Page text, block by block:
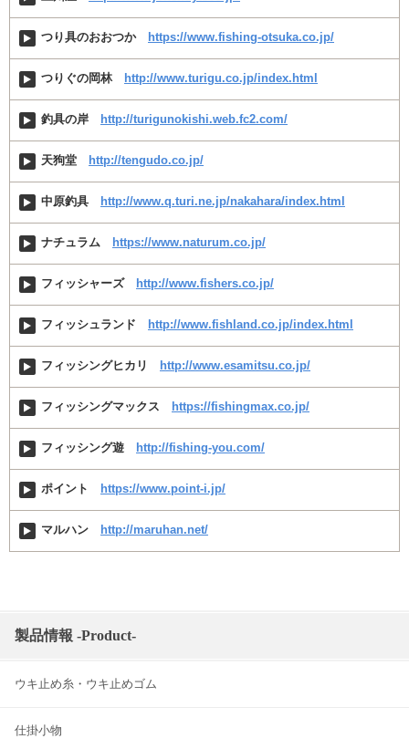
つり具のおおつか https://www.fishing-otsuka.co.jp/
つりぐの岡林 http://www.turigu.co.jp/index.html
釣具の岸 http://turigunokishi.web.fc2.com/
天狗堂 http://tengudo.co.jp/
中原釣具 http://www.q.turi.ne.jp/nakahara/index.html
ナチュラム https://www.naturum.co.jp/
フィッシャーズ http://www.fishers.co.jp/
フィッシュランド http://www.fishland.co.jp/index.html
フィッシングヒカリ http://www.esamitsu.co.jp/
フィッシングマックス https://fishingmax.co.jp/
フィッシング遊 http://fishing-you.com/
ポイント https://www.point-i.jp/
マルハン http://maruhan.net/
製品情報 -Product-
ウキ止め糸・ウキ止めゴム
仕掛小物